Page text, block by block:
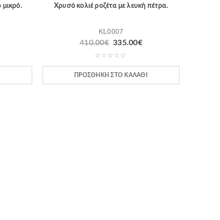
μικρό. Χρυσό κολιέ ροζέτα με λευκή πέτρα.
KL0007
410.00€ 335.00€
ΠΡΟΣΘΉΚΗ ΣΤΟ ΚΑΛΆΘΙ